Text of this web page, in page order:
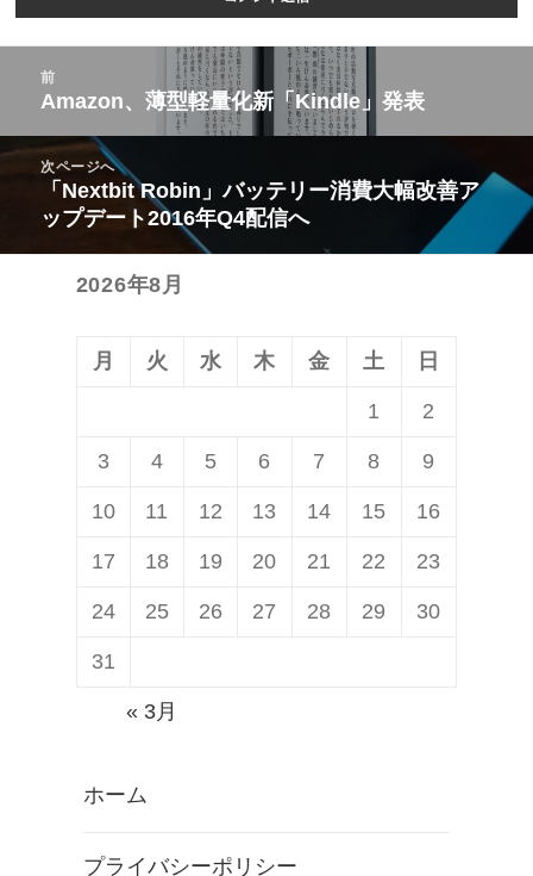
前
前
の
投
稿:
Amazon、薄型軽量化新「Kindle」発表
次ページへ
次
の
投
「Nextbit Robin」バッテリー消費大幅改善ア
ップデート2016年Q4配信へ
2026年8月
月 火 水 木 金 土 日
1 2
3 4 5 6 7 8 9
10 11 12 13 14 15 16
17 18 19 20 21 22 23
24 25 26 27 28 29 30
31
« 3月
ホーム
プライバシーポリシー